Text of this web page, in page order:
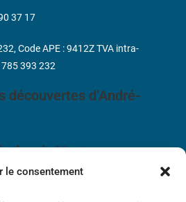
le consentement
découvertes d’André-
de Vente
37 17
Code APE : 9412Z TVA intra-
393 232